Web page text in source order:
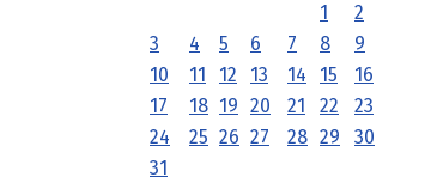
1
2
3
4 5 6 7 8
9
10
11 12 13 14 15
16
17
18 19 20 21 22
23
24
25 26 27 28 29
30
31